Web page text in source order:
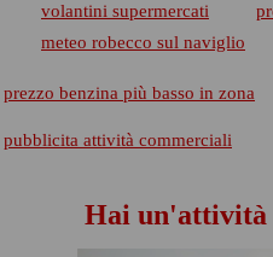
volantini supermercati
meteo robecco sul naviglio
prezzo benzina più basso in zona
pubblicita attività commerciali
Hai un'attività